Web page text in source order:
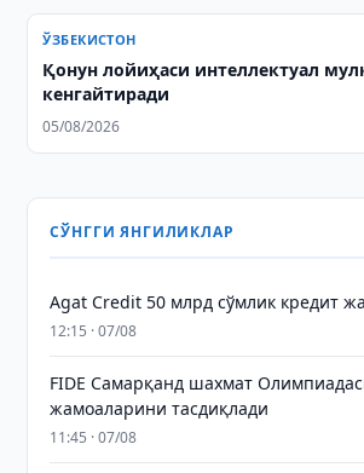
ЎЗБЕКИСТОН
Қонун лойиҳаси интеллектуал
кенгайтиради
05/08/2026
СЎНГГИ ЯНГИЛИКЛАР
Agat Credit 50 млрд сўмлик кредит
12:15 · 07/08
FIDE Самарқанд шахмат
жамоаларини тасдиқлади
11:45 · 07/08